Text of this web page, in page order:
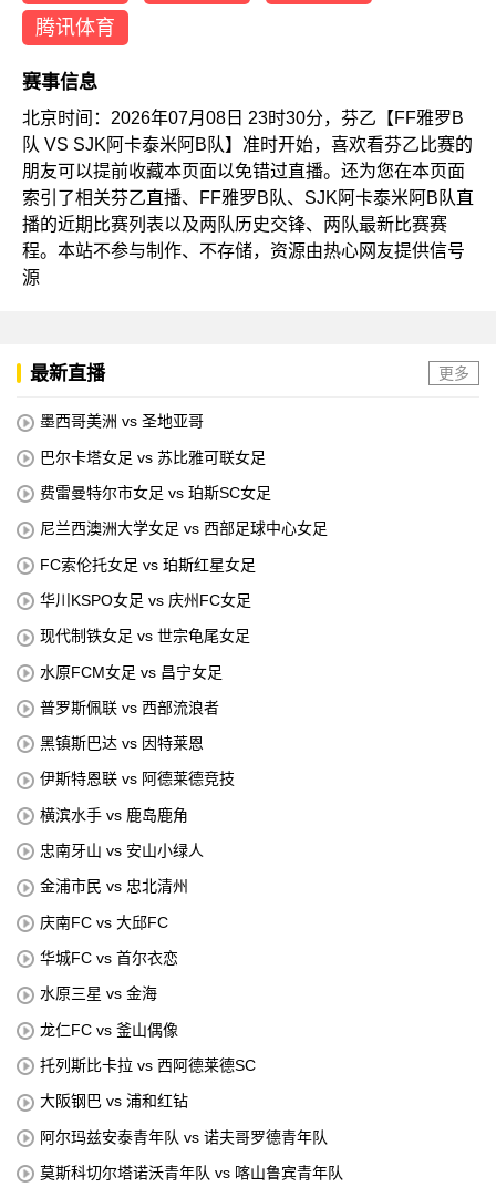
腾讯体育
赛事信息
北京时间：2026年07月08日 23时30分，芬乙【FF雅罗B
队 VS SJK阿卡泰米阿B队】准时开始，喜欢看芬乙比赛的
朋友可以提前收藏本页面以免错过直播。还为您在本页面
索引了相关芬乙直播、FF雅罗B队、SJK阿卡泰米阿B队直
播的近期比赛列表以及两队历史交锋、两队最新比赛赛
程。本站不参与制作、不存储，资源由热心网友提供信号
源
最新直播 更多
墨西哥美洲 vs 圣地亚哥
巴尔卡塔女足 vs 苏比雅可联女足
费雷曼特尔市女足 vs 珀斯SC女足
尼兰西澳洲大学女足 vs 西部足球中心女足
FC索伦托女足 vs 珀斯红星女足
华川KSPO女足 vs 庆州FC女足
现代制铁女足 vs 世宗龟尾女足
水原FCM女足 vs 昌宁女足
普罗斯佩联 vs 西部流浪者
黑镇斯巴达 vs 因特莱恩
伊斯特恩联 vs 阿德莱德竞技
横滨水手 vs 鹿岛鹿角
忠南牙山 vs 安山小绿人
金浦市民 vs 忠北清州
庆南FC vs 大邱FC
华城FC vs 首尔衣恋
水原三星 vs 金海
龙仁FC vs 釜山偶像
托列斯比卡拉 vs 西阿德莱德SC
大阪钢巴 vs 浦和红钻
阿尔玛兹安泰青年队 vs 诺夫哥罗德青年队
莫斯科切尔塔诺沃青年队 vs 喀山鲁宾青年队